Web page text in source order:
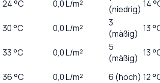
24°C 0,0L/m²
(niedrig) 14
30°C 0,0L/m²
3
(mäßig) 13
33°C 0,0L/m²
5
(mäßig) 13
36°C 0,0L/m² 6 (hoch) 12